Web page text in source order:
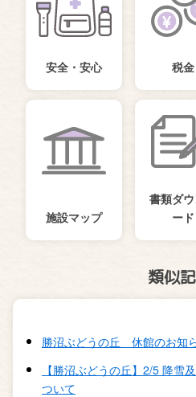
安全・安心 税金
施設マップ
書類ダ
ード
類似
勝沼ぶどうの丘 休館のお知
【勝沼ぶどうの丘】2/5 降雪
ついて